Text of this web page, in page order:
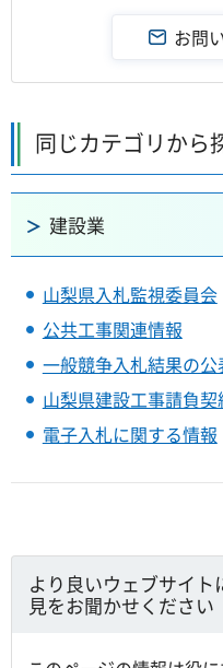
同じカテゴリから
建設業
山梨県入札監視委員会
公共工事関連情報
一般競争入札結果の公
山梨県建設工事請負契
電子入札に関する情報
より良いウェブサイ
見をお聞かせください